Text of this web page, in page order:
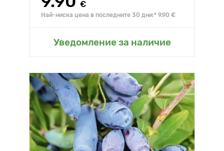
€
Най-ниска цена в последните 30 дни:* 9.90 €
Уведомление за наличие